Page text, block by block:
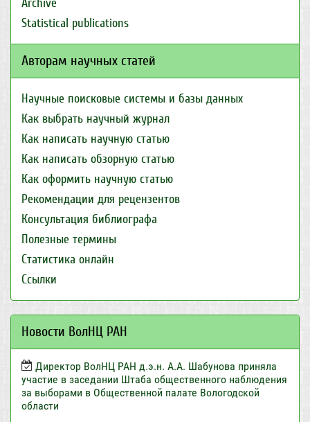
Archive
Statistical publications
Авторам научных статей
Научные поисковые системы и базы данных
Как выбрать научный журнал
Как написать научную статью
Как написать обзорную статью
Как оформить научную статью
Рекомендации для рецензентов
Консультация библиографа
Полезные термины
Статистика онлайн
Ссылки
Новости ВолНЦ РАН
Директор ВолНЦ РАН д.э.н. А.А. Шабунова приняла
участие в заседании Штаба общественного наблюдения
за выборами в Общественной палате Вологодской
области